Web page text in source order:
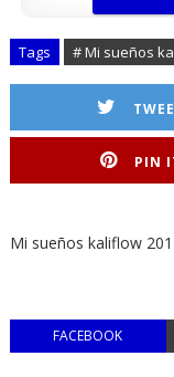
Tags # Mi sueños
PIN
Mi sueños kaliflow
FACEBOOK